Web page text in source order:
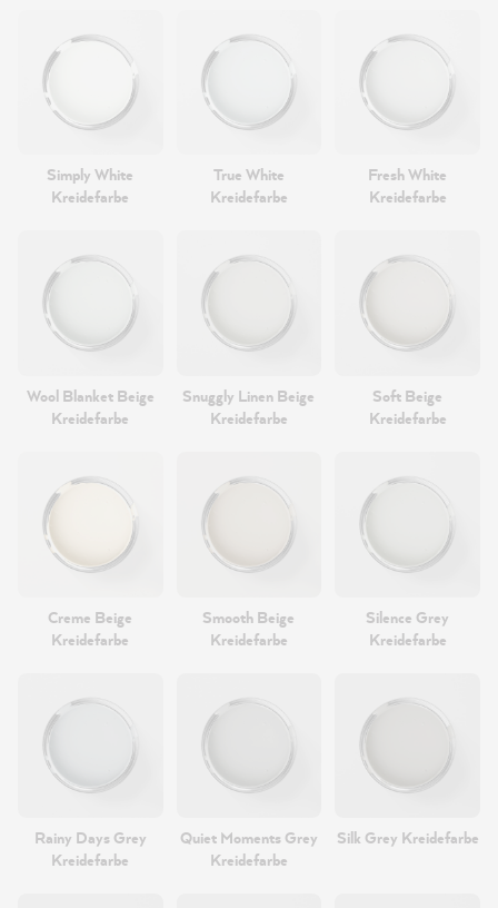
Simply White
Kreidefarbe
True White
Kreidefarbe
Fresh White
Kreidefarbe
Wool Blanket Beige
Kreidefarbe
Snuggly Linen Beige
Kreidefarbe
Soft Beige
Kreidefarbe
Creme Beige
Kreidefarbe
Smooth Beige
Kreidefarbe
Silence Grey
Kreidefarbe
Rainy Days Grey
Kreidefarbe
Quiet Moments Grey
Kreidefarbe
Silk Grey Kreidefarbe